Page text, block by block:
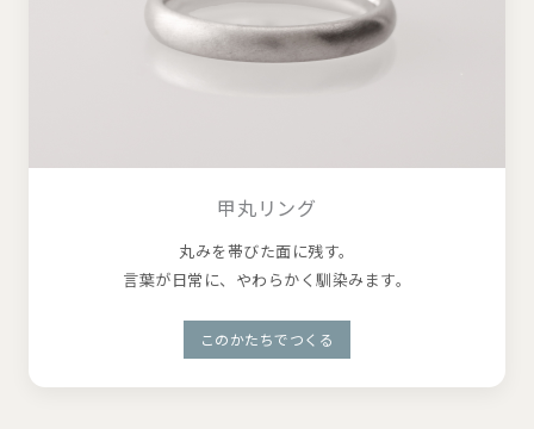
甲丸リング
丸みを帯びた面に残す。
言葉が日常に、やわらかく馴染みます。
このかたちでつくる